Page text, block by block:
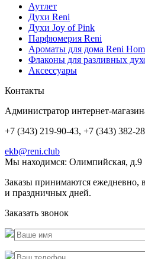
Аутлет
Духи Reni
Духи Joy of Pink
Парфюмерия Reni
Ароматы для дома Reni
Флаконы для разливных
Аксессуары
Контакты
Администратор интернет-
+7 (343) 219-90-43, +7 (343) 382-
ekb@reni.club
Мы находимся: Олимпийская, д.9
Заказы принимаются ежедневно,
и праздничных дней.
Заказать звонок